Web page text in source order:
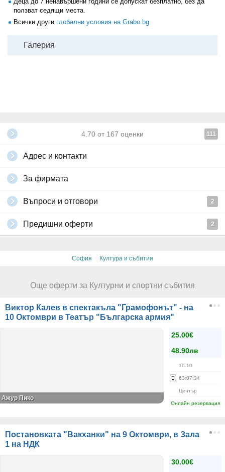
ползват седящи места.
Всички други глобални условия на Grabo.bg
Галерия
4.70 от 167 оценки 111
Адрес и контакти
За фирмата
Въпроси и отговори 2
Предишни оферти 2
София · Култура и събития
Още оферти за Културни и спортни събития
Виктор Калев в спектакъла "Грамофонът" - на
10 Октомври в Театър "Българска армия"
25.00€
48.90лв
10.10
63:07:34
Център
Онлайн резервация
Ажур Пико
Постановката "Вакханки" на 9 Октомври, в Зала
1 на НДК
30.00€